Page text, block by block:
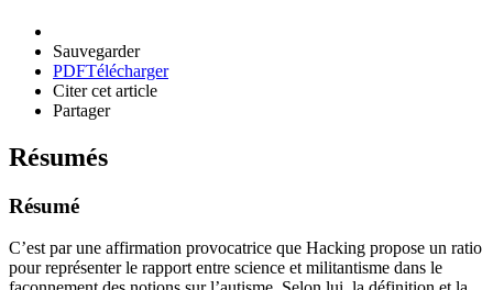
Sauvegarder
PDFTélécharger
Citer cet article
Partager
Résumés
Résumé
C’est par une affirmation provocatrice que Hacking propose un ratio
pour représenter le rapport entre science et militantisme dans le